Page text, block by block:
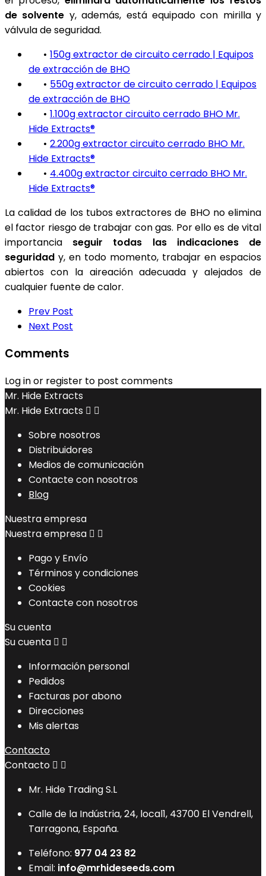
de solvente y, además, está equipado con mirilla y
válvula de seguridad.
• 150g extractor de circuito cerrado | Equipos
de extracción de BHO
• 550g extractor de circuito cerrado | Equipos
de extracción de BHO
• 1.100g extractor circuito cerrado BHO Mr.
Hide Extracts®
• 2.200g extractor circuito cerrado BHO Mr.
Hide Extracts®
• 4.400g extractor circuito cerrado BHO Mr.
Hide Extracts®
La calidad de los tubos extractores de BHO no elimina
el factor riesgo de trabajar con gas. Por ello es de vital
importancia seguir todas las indicaciones de
seguridad y, en todo momento, trabajar en espacios
abiertos con la aireación adecuada y alejados de
cualquier fuente de calor.
Prev Post
Next Post
Comments
Log in or register to post comments
Mr. Hide Extracts
Mr. Hide Extracts  
Sobre nosotros
Distribuidores
Medios de comunicación
Contacte con nosotros
Blog
Nuestra empresa
Nuestra empresa  
Pago y Envío
Términos y condiciones
Cookies
Contacte con nosotros
Su cuenta
Su cuenta  
Información personal
Pedidos
Facturas por abono
Direcciones
Mis alertas
Contacto
Contacto  
Mr. Hide Trading S.L
Calle de la Indústria, 24, local1, 43700 El Vendrell,
Tarragona, España.
Teléfono: 977 04 23 82
Email: info@mrhideseeds.com